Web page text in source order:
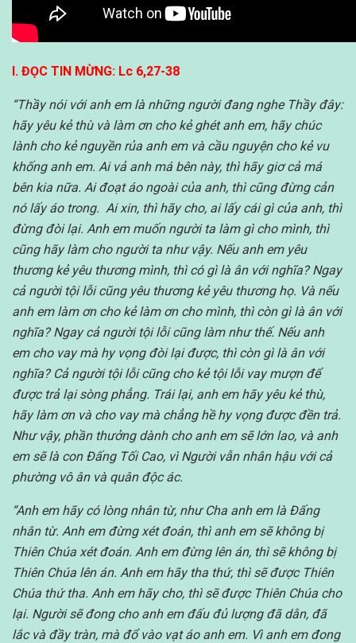
I. ĐỌC TIN MỪNG: Lc 6,27-38
“Thầy nói với anh em là những người đang nghe Thầy đây:
hãy yêu kẻ thù và làm ơn cho kẻ ghét anh em, hãy chúc
lành cho kẻ nguyền rủa anh em và cầu nguyện cho kẻ vu
khống anh em. Ai vả anh má bên này, thì hãy giơ cả má
bên kia nữa. Ai đoạt áo ngoài của anh, thì cũng đừng cản
nó lấy áo trong. Ai xin, thì hãy cho, ai lấy cái gì của anh, thì
đừng đòi lại. Anh em muốn người ta làm gì cho mình, thì
cũng hãy làm cho người ta như vậy. Nếu anh em yêu
thương kẻ yêu thương mình, thì có gì là ân với nghĩa? Ngay
cả người tội lỗi cũng yêu thương kẻ yêu thương họ. Và nếu
anh em làm ơn cho kẻ làm ơn cho mình, thì còn gì là ân với
nghĩa? Ngay cả người tội lỗi cũng làm như thế. Nếu anh
em cho vay mà hy vọng đòi lại được, thì còn gì là ân với
nghĩa? Cả người tội lỗi cũng cho kẻ tội lỗi vay mượn để
được trả lại sòng phẳng. Trái lại, anh em hãy yêu kẻ thù,
hãy làm ơn và cho vay mà chẳng hề hy vọng được đền trả.
Như vậy, phần thưởng dành cho anh em sẽ lớn lao, và anh
em sẽ là con Đấng Tối Cao, vì Người vẫn nhân hậu với cả
phường vô ân và quân độc ác.
“Anh em hãy có lòng nhân từ, như Cha anh em là Đấng
nhân từ. Anh em đừng xét đoán, thì anh em sẽ không bị
Thiên Chúa xét đoán. Anh em đừng lên án, thì sẽ không bị
Thiên Chúa lên án. Anh em hãy tha thứ, thì sẽ được Thiên
Chúa thứ tha. Anh em hãy cho, thì sẽ được Thiên Chúa cho
lại. Người sẽ đong cho anh em đấu đủ lượng đã dằn, đã
lắc và đầy tràn, mà đổ vào vạt áo anh em. Vì anh em đong